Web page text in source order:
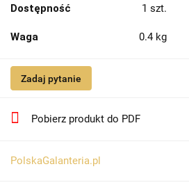
Dostępność 1 szt.
Waga 0.4 kg
Zadaj pytanie
Pobierz produkt do PDF
PolskaGalanteria.pl